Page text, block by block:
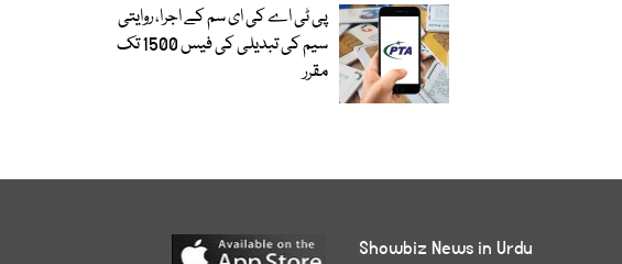
پی ٹی اے کی ای سم کے اجرا، روایتی
سیم کی تبدیلی کی فیس 1500 تک
مقرر
Showbiz News in Urdu